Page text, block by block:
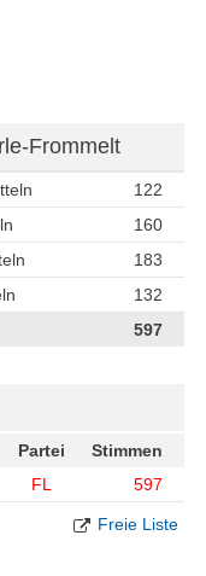
Frommelt
122
160
183
132
597
Partei
Stimmen
FL 597
Freie Liste